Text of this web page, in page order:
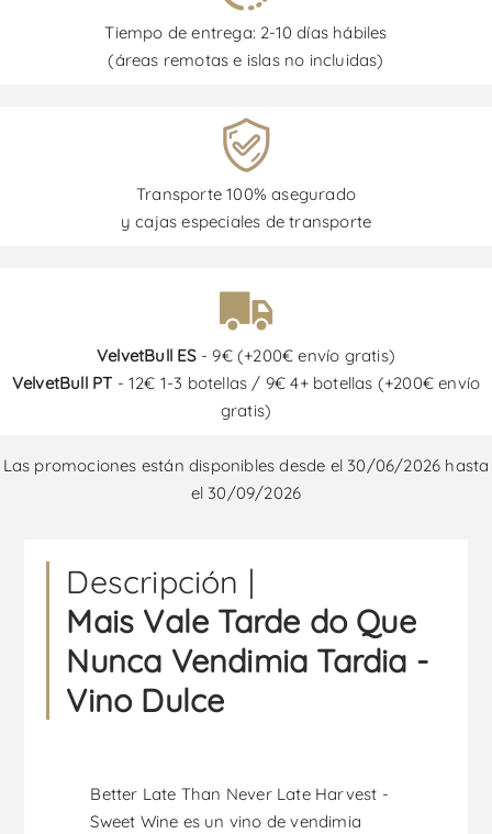
Tiempo de entrega: 2-10 días hábiles
(áreas remotas e islas no incluidas)
Transporte 100% asegurado
y cajas especiales de transporte
VelvetBull ES- 9€ (+200€ envío gratis)
VelvetBull PT - 12€ 1-3 botellas / 9€ 4+ botellas (+200€ envío
gratis)
Las promociones están disponibles desde el 30/06/2026 hasta
el 30/09/2026
Descripción |
Mais Vale Tarde do Que
Nunca Vendimia Tardia -
Vino Dulce
Better Late Than Never Late Harvest -
Sweet Wine es un vino de vendimia